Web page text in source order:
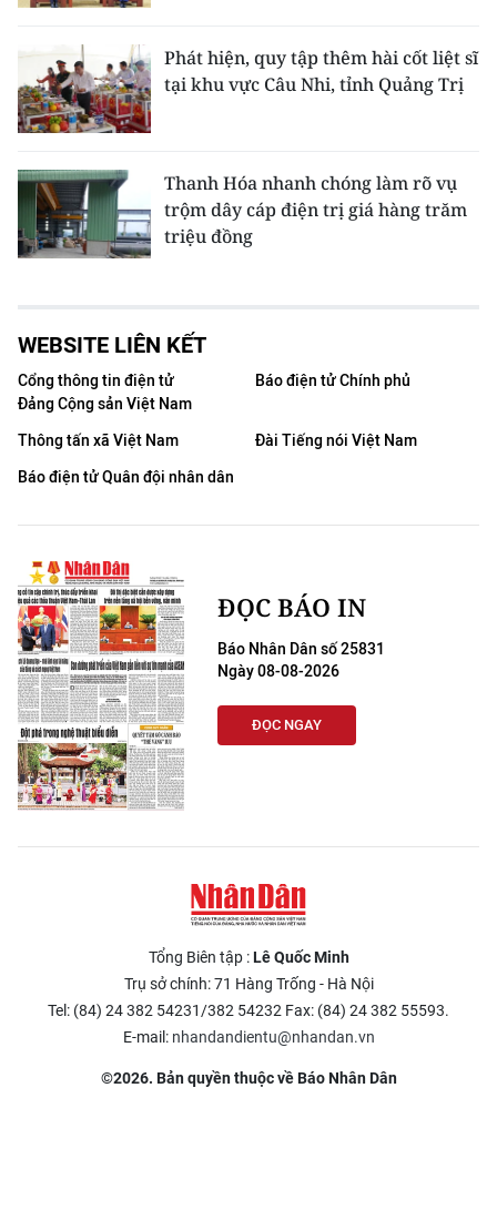
Phát hiện, quy tập thêm hài cốt liệt sĩ
tại khu vực Câu Nhi, tỉnh Quảng Trị
Thanh Hóa nhanh chóng làm rõ vụ
trộm dây cáp điện trị giá hàng trăm
triệu đồng
WEBSITE LIÊN KẾT
Cổng thông tin điện tử
Đảng Cộng sản Việt Nam
Báo điện tử Chính phủ
Thông tấn xã Việt Nam
Đài Tiếng nói Việt Nam
Báo điện tử Quân đội nhân dân
ĐỌC BÁO IN
Báo Nhân Dân số 25831
Ngày 08-08-2026
ĐỌC NGAY
Tổng Biên tập :Lê Quốc Minh
Trụ sở chính: 71 Hàng Trống - Hà Nội
Tel: (84) 24 382 54231/382 54232 Fax: (84) 24 382 55593.
E-mail: nhandandientu@nhandan.vn
©2026. Bản quyền thuộc về Báo Nhân Dân